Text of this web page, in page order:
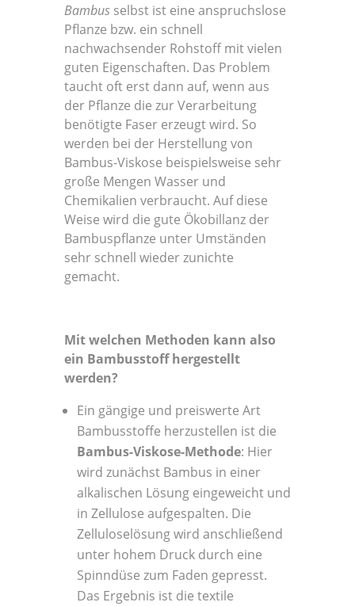
Bambusselbst ist eine anspruchslose
Pflanze bzw. ein schnell
nachwachsender Rohstoff mit vielen
guten Eigenschaften. Das Problem
taucht oft erst dann auf, wenn aus
der Pflanze die zur Verarbeitung
benötigte Faser erzeugt wird. So
werden bei der Herstellung von
Bambus-Viskose beispielsweise sehr
große Mengen Wasser und
Chemikalien verbraucht. Auf diese
Weise wird die gute Ökobillanz der
Bambuspflanze unter Umständen
sehr schnell wieder zunichte
gemacht.
Mit welchen Methoden kann also
ein Bambusstoff hergestellt
werden?
Ein gängige und preiswerte Art
Bambusstoffe herzustellen ist die
Bambus-Viskose-Methode: Hier
wird zunächst Bambus in einer
alkalischen Lösung eingeweicht und
in Zellulose aufgespalten. Die
Zelluloselösung wird anschließend
unter hohem Druck durch eine
Spinndüse zum Faden gepresst.
Das Ergebnis ist die textile